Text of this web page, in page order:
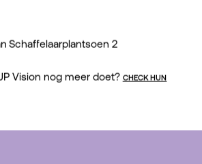
Schaffelaarplantsoen 2
Vision nog meer doet? CHECK HUN